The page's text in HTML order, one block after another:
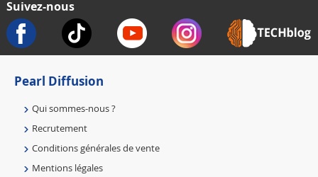
Suivez-nous
Pearl Diffusion
Qui sommes-nous ?
Recrutement
Conditions générales de vente
Mentions légales